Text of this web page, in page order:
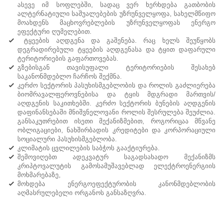
ასევე იმ სოფლებში, სადაც ვერ ხერხდება გათბობის
ალტერნატიული საშუალებების უზრუნველყოფა, სახელმწიფო
მოახდენს მაცხოვრებლების უზრუნველყოფას ენერგო
ეფექტური ღუმელებით.
ტყეების აღდგენა და გაშენება. რაც ხელს შეუწყობს
დეგრადირებული ტყეების აღდგენასა და ტყით დაფარული
ტერიტორიების გაფართოვებას.
გზებისგან თავისუფალი ტერიტორიების შესახებ
საკანონმდებლო ჩარჩოს შექმნა.
კერძო სექტორის პასუხისმგებლობის და როლის გაძლიერება
ბიომრავალფეროვნებისა და ტყის მდგრადი მართვის/
აღდგენის საკითხებში. კერძო სექტორის ბუნების აღდგენის
დაფინანსებაში მნიშვნელოვანი როლის შესრულება შეუძლია.
განსაკუთრებით ისეთი მექანიზმებით, როგორიცაა მწვანე
ობლიგაციები, ნახშირბადის კრედიტები და კორპორაციული
სოციალური პასუხისმგებლობა.
კლიმატის ცვლილების საბჭოს გააქტიურება.
შემოვიღებთ ადეკვატურ საგადსახადო მექანიზმს
კრიპტოვალუტის გამოსამუშავებლად ელექტროენერგიის
მოხმარებაზე,
მოხდება ენერგოეფექტურობის კანონმდებლობის
აღმასრულებელი ორგანოს განსაზღვრა.